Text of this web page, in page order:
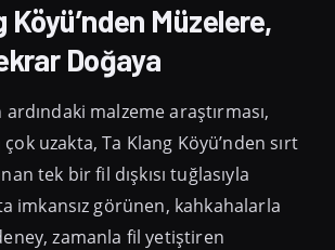
Köyü’nden Müzelere,
Doğaya
ardındaki malzeme araştırması,
çok uzakta, Ta Klang Köyü’nden sırt
tek bir fil dışkısı tuğlasıyla
imkansız görünen, kahkahalarla
zamanla fil yetiştiren